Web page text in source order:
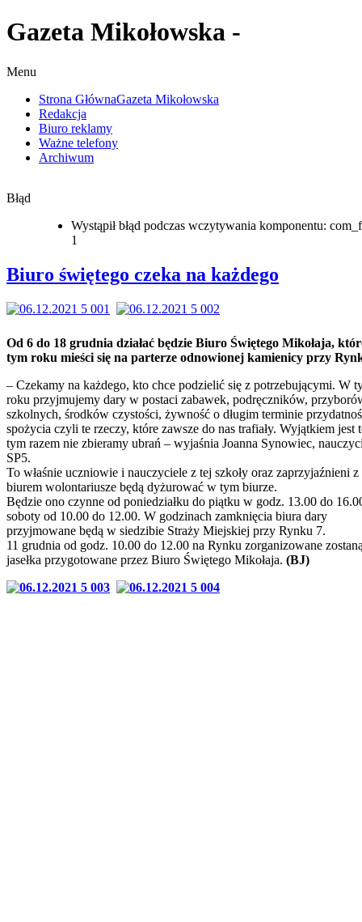
Gazeta Mikołowska -
Menu
Strona GłównaGazeta Mikołowska
Redakcja
Biuro reklamy
Ważne telefony
Archiwum
Błąd
Wystąpił błąd podczas wczytywania komponentu:
1
Biuro świętego czeka na każdego
Od 6 do 18 grudnia działać będzie Biuro Świętego Mikołaja,
tym roku mieści się na parterze odnowionej kamienicy przy
– Czekamy na każdego, kto chce podzielić się z potrzebującymi. W
roku przyjmujemy dary w postaci zabawek, podręczników,
szkolnych, środków czystości, żywność o długim terminie
spożycia czyli te rzeczy, które zawsze do nas trafiały. Wyjątkiem jest
tym razem nie zbieramy ubrań – wyjaśnia Joanna Synowiec,
SP5.
To właśnie uczniowie i nauczyciele z tej szkoły oraz zaprzyjaźnieni z
biurem wolontariusze będą dyżurować w tym biurze.
Będzie ono czynne od poniedziałku do piątku w godz. 13.00 do
soboty od 10.00 do 12.00. W godzinach zamknięcia biura dary
przyjmowane będą w siedzibie Straży Miejskiej przy Rynku 7.
11 grudnia od godz. 10.00 do 12.00 na Rynku zorganizowane
jasełka przygotowane przez Biuro Świętego Mikołaja. (BJ)